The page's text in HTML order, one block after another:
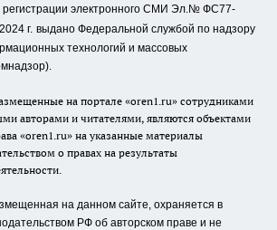
регистрации электронного СМИ Эл.№ ФС77-
г. выдано Федеральной службой по надзору
технологий и массовых
на портале «oren1.ru» сотрудниками
авторами и читателями, являются объектами
«oren1.ru» на указанные материалы
о правах на результаты
на данном сайте, охраняется в
РФ об авторском праве и не